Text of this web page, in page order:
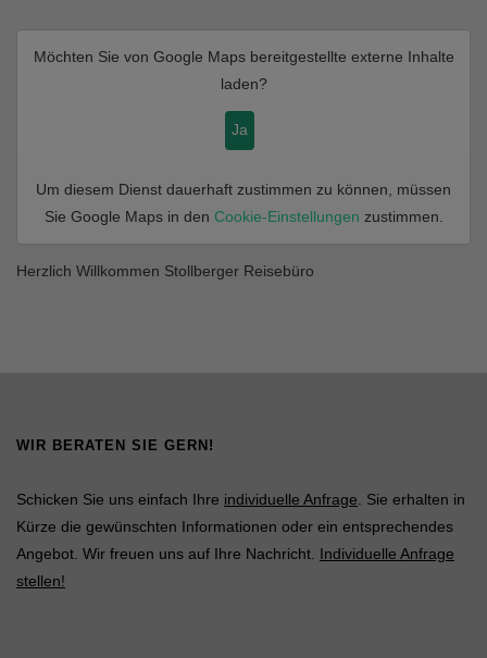
Möchten Sie von Google Mapsbereitgestellte externe Inhalte
laden?
Ja
Um diesem Dienst dauerhaft zustimmen zu können, müssen
Sie Google Mapsin den Cookie-Einstellungen zustimmen.
Herzlich Willkommen Stollberger Reisebüro
WIR BERATEN SIE GERN!
Schicken Sie uns einfach Ihre individuelle Anfrage . Sie erhalten in
Kürze die gewünschten Informationen oder ein entsprechendes
Angebot. Wir freuen uns auf Ihre Nachricht. Individuelle Anfrage
stellen!